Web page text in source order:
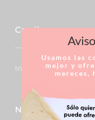
Capilar
Injertos De Pelo
Nariz
Usamos las
mejor y
mereces,